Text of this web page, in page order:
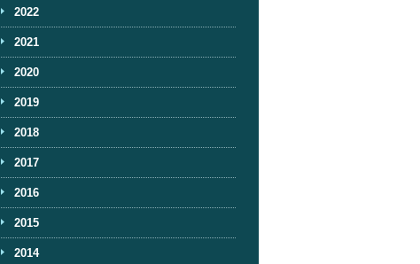
2022
2021
2020
2019
2018
2017
2016
2015
2014